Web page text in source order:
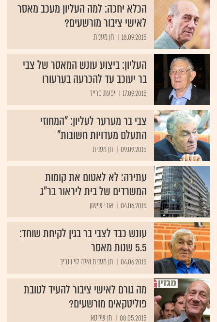
הכלא יחכה: למה העליון מעכב מאסר
לאישי ציבור מורשעים?
18.09.2015 חן מענית
העליון: ביצוע עונש המאסר של צבי
בר יעוכב עד להכרעה בערעורו
17.09.2015 יפעת פרייז
צבי בר מערער לעליון: "המחוזי
התעלם מעדויות חשובות"
09.09.2015 חן מענית
עתירה: לא לאטום את קומות
המשרדים של בית ליראור בר"ג
04.06.2015 אודי שישון
עונש כבד לצבי בר בגין לקיחת שוחד:
5.5 שנות מאסר
04.06.2015 חן מענית ואלה לוי וינריב
מה גורם לאישי ציבור להעיד לטובת
פוליטקאים מורשעים?
08.05.2015 חן שליטא